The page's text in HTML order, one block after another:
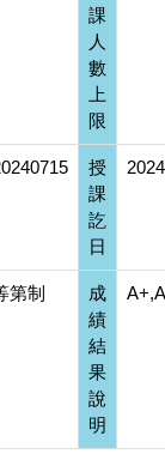
課
人
數
上
限
授
課
訖
日
第制
成
績
結
果
說
明